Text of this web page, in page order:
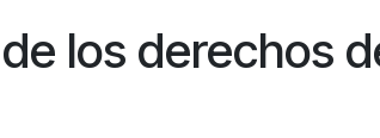
los derechos